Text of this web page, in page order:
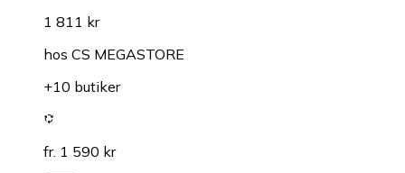
1 811 kr
hos CS MEGASTORE
+10 butiker
fr. 1 590 kr